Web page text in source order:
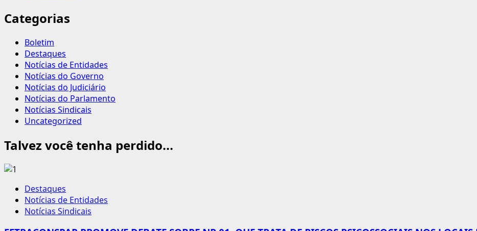
Categorias
Boletim
Destaques
Notícias de Entidades
Notícias do Governo
Notícias do Judiciário
Notícias do Parlamento
Notícias Sindicais
Uncategorized
Talvez você tenha perdido...
Destaques
Notícias de Entidades
Notícias Sindicais